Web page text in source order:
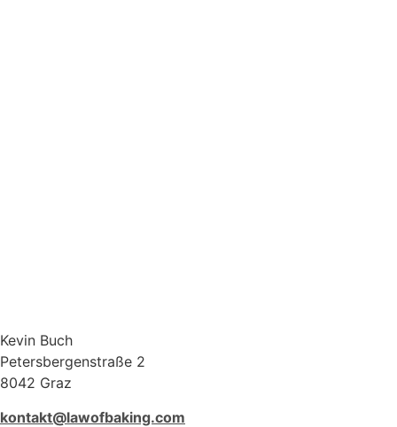
Kevin Buch
Petersbergenstraße 2
8042 Graz
kontakt@lawofbaking.com